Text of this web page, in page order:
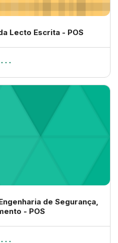
Lecto Escrita - POS
de Segurança,
- POS